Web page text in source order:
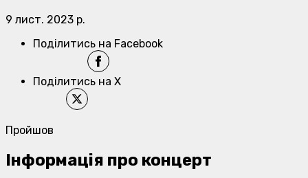
9 лист. 2023 р.
Поділитись на Facebook
Поділитись на X
Пройшов
Інформація про концерт